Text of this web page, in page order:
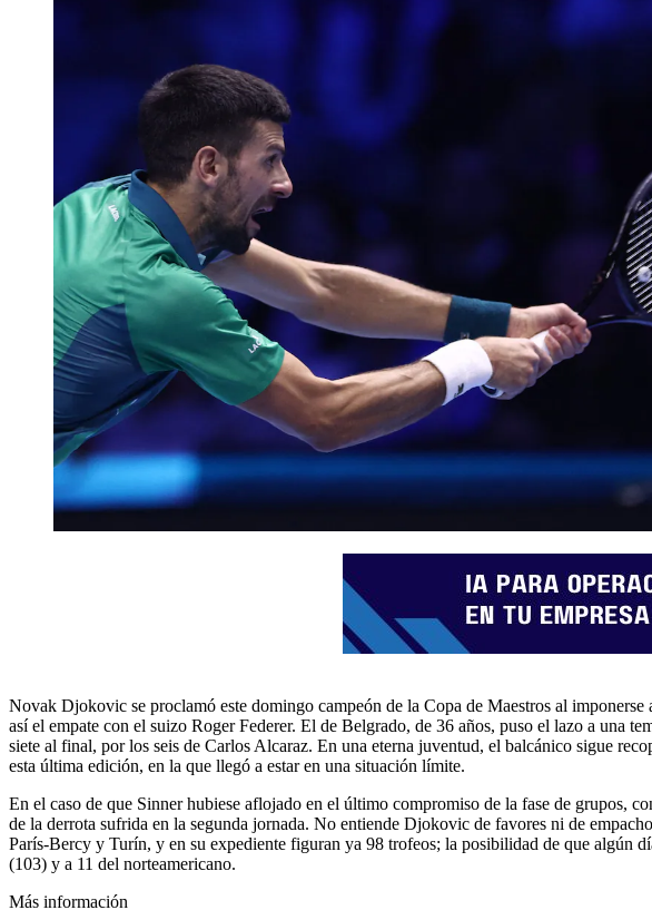
Novak Djokovic se proclamó este domingo campeón de la Copa de Maestros al
así el empate con el suizo Roger Federer. El de Belgrado, de 36 años, puso el lazo a una
siete al final, por los seis de Carlos Alcaraz. En una eterna juventud, el balcánico sigue
esta última edición, en la que llegó a estar en una situación límite.
En el caso de que Sinner hubiese aflojado en el último compromiso de la fase de grupos,
de la derrota sufrida en la segunda jornada. No entiende Djokovic de favores ni de
París-Bercy y Turín, y en su expediente figuran ya 98 trofeos; la posibilidad de que algún
(103) y a 11 del norteamericano.
Más información